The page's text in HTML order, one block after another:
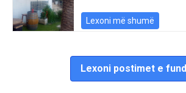
Lexoni më shumë
Lexoni postimet e